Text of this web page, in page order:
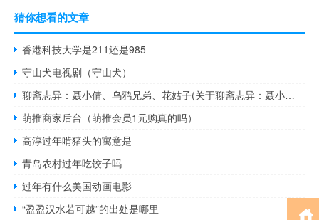
猜你想看的文章
香港科技大学是211还是985
守山犬电视剧（守山犬）
聊斋志异：聂小倩、乌鸦兄弟、花姑子(关于聊斋志异：聂小倩、乌鸦兄弟、花姑子简述)
萌推商家后台（萌推会员1元购真的吗）
高淳过年啃猪头的寓意是
青岛农村过年吃饺子吗
过年有什么美国动画电影
“盈盈汉水若可越”的出处是哪里